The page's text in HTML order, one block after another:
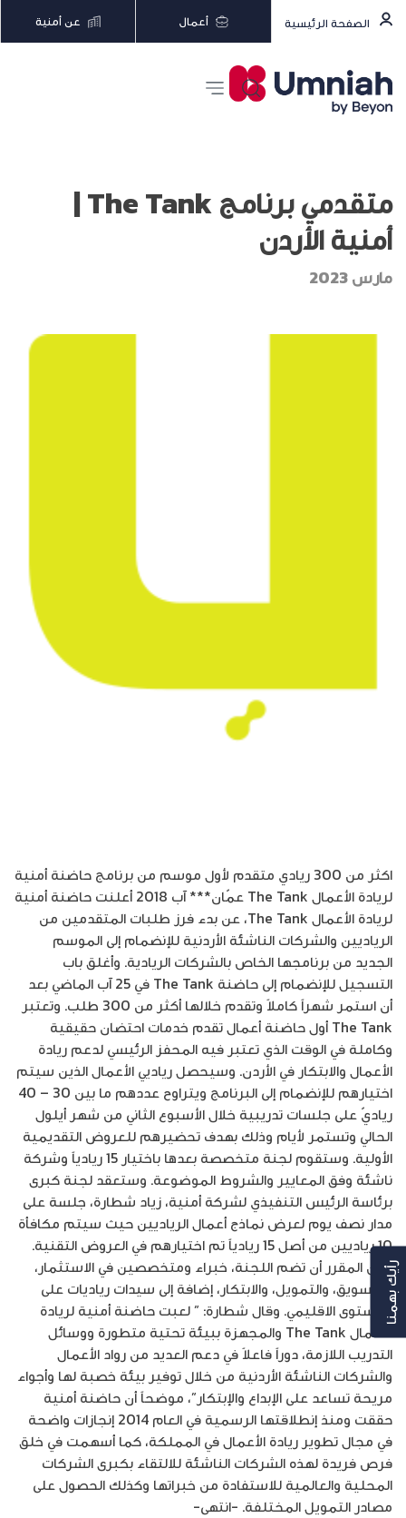
الصفحة الرئيسية أعمال عن أمنية
متقدمي برنامج The Tank |
أمنية الأردن
مارس 2023
اكثر من 300 ريادي متقدم لأول موسم من برنامج حاضنة أمنية
لريادة الأعمال The Tank عمّان*** آب 2018 أعلنت حاضنة أمنية
لريادة الأعمال The Tank، عن بدء فرز طلبات المتقدمين من
الرياديين والشركات الناشئة الأردنية للإنضمام إلى الموسم
الجديد من برنامجها الخاص بالشركات الريادية. وأغلق باب
التسجيل للإنضمام إلى حاضنة The Tank في 25 آب الماضي بعد
أن استمر شهراً كاملاً وتقدم خلالها أكثر من 300 طلب. وتعتبر
The Tank أول حاضنة أعمال تقدم خدمات احتضان حقيقية
وكاملة في الوقت الذي تعتبر فيه المحفز الرئيسي لدعم ريادة
الأعمال والابتكار في الأردن. وسيحصل رياديي الأعمال الذين سيتم
اختيارهم للإنضمام إلى البرنامج ويتراوح عددهم ما بين 30 – 40
رياديّ على جلسات تدريبية خلال الأسبوع الثاني من شهر أيلول
الحالي وتستمر لأيام وذلك بهدف تحضيرهم للعروض التقديمية
الأولية. وستقوم لجنة متخصصة بعدها باختيار 15 ريادياً وشركة
ناشئة وفق المعايير والشروط الموضوعة. وستعقد لجنة كبرى
برئاسة الرئيس التنفيذي لشركة أمنية، زياد شطارة، جلسة على
مدار نصف يوم لعرض نماذج أعمال الرياديين حيث سيتم مكافأة
10 رياديين من أصل 15 ريادياً تم اختيارهم في العروض التقنية.
ومن المقرر أن تضم اللجنة، خبراء ومتخصصين في الاستثمار،
والتسويق، والتمويل، والابتكار، إضافة إلى سيدات رياديات على
المستوى الاقليمي. وقال شطارة: ” لعبت حاضنة أمنية لريادة
الأعمال The Tank والمجهزة ببيئة تحتية متطورة ووسائل
التدريب اللازمة، دوراً فاعلاً في دعم العديد من رواد الأعمال
والشركات الناشئة الأردنية من خلال توفير بيئة خصبة لها وأجواء
مريحة تساعد على الإبداع والإبتكار”، موضحاً أن حاضنة أمنية
حققت ومنذ إنطلاقتها الرسمية في العام 2014 إنجازات واضحة
في مجال تطوير ريادة الأعمال في المملكة، كما أسهمت في خلق
فرص فريدة لهذه الشركات الناشئة للالتقاء بكبرى الشركات
المحلية والعالمية للاستفادة من خبراتها وكذلك الحصول على
مصادر التمويل المختلفة. -انتهى-
رأيك بهمنا